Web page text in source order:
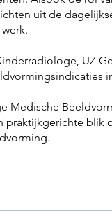
uit de
UZ
Medische
praktijkgerichte blik